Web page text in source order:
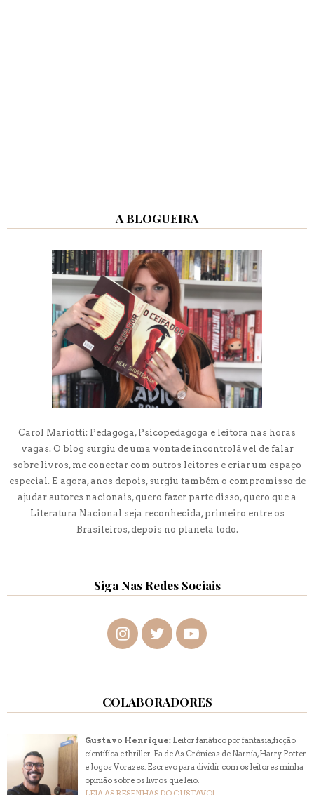
A BLOGUEIRA
Carol Mariotti: Pedagoga, Psicopedagoga e leitora nas horas
vagas. O blog surgiu de uma vontade incontrolável de falar
sobre livros, me conectar com outros leitores e criar um espaço
especial. E agora, anos depois, surgiu também o compromisso de
ajudar autores nacionais, quero fazer parte disso, quero que a
Literatura Nacional seja reconhecida, primeiro entre os
Brasileiros, depois no planeta todo.
Siga Nas Redes Sociais
COLABORADORES
Gustavo Henrique: Leitor fanático por fantasia, ficção
científica e thriller. Fã de As Crônicas de Narnia, Harry Potter
e Jogos Vorazes. Escrevo para dividir com os leitores minha
opinião sobre os livros que leio.